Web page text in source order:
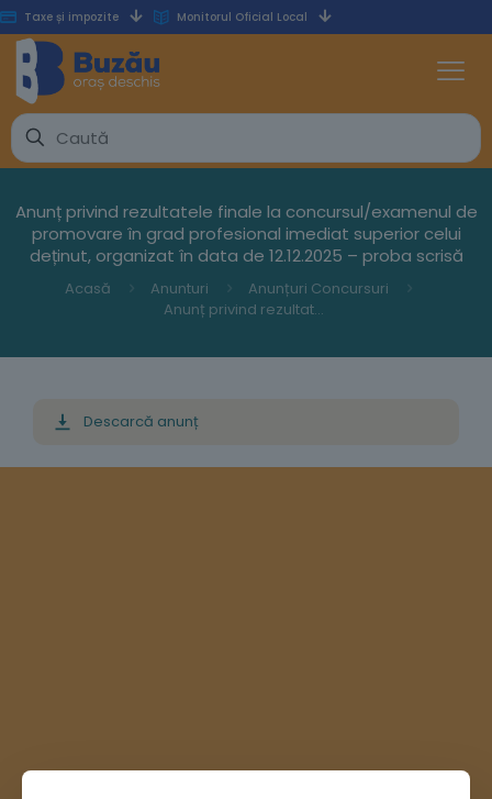
Taxe și impozite Monitorul Oficial Local
Anunț privind rezultatele finale la concursul/examenul de
promovare în grad profesional imediat superior celui
deținut, organizat în data de 12.12.2025 – proba scrisă
Acasă Anunturi
Anunțuri Concursuri
Anunț privind rezultatele finale la concursul/examenul de promovare în grad profesional imediat superior celui deținut, organizat în data de 12.12.2025 – proba scrisă
Descarcă anunț